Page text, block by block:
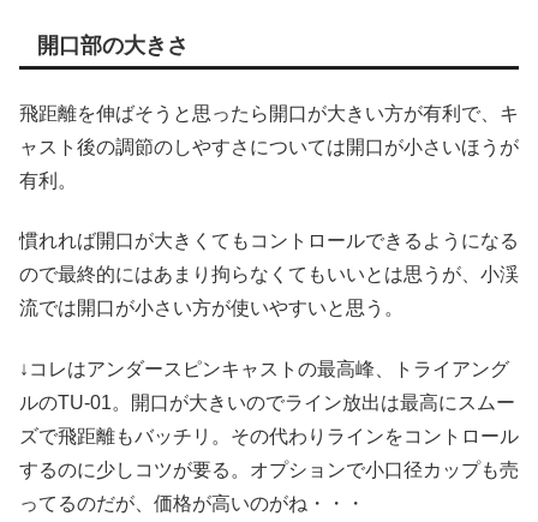
開口部の大きさ
飛距離を伸ばそうと思ったら開口が大きい方が有利で、キ
ャスト後の調節のしやすさについては開口が小さいほうが
有利。
慣れれば開口が大きくてもコントロールできるようになる
ので最終的にはあまり拘らなくてもいいとは思うが、小渓
流では開口が小さい方が使いやすいと思う。
↓コレはアンダースピンキャストの最高峰、トライアング
ルのTU-01。開口が大きいのでライン放出は最高にスムー
ズで飛距離もバッチリ。その代わりラインをコントロール
するのに少しコツが要る。オプションで小口径カップも売
ってるのだが、価格が高いのがね・・・